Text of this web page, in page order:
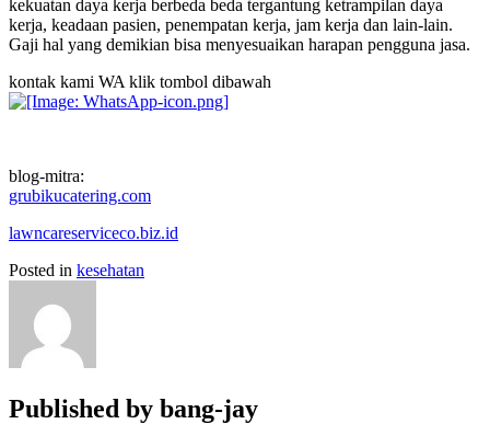
kekuatan daya kerja berbeda beda tergantung ketrampilan daya
kerja, keadaan pasien, penempatan kerja, jam kerja dan lain-lain.
Gaji hal yang demikian bisa menyesuaikan harapan pengguna jasa.
kontak kami WA klik tombol dibawah
blog-mitra:
grubikucatering.com
lawncareserviceco.biz.id
Posted in kesehatan
Published by bang-jay